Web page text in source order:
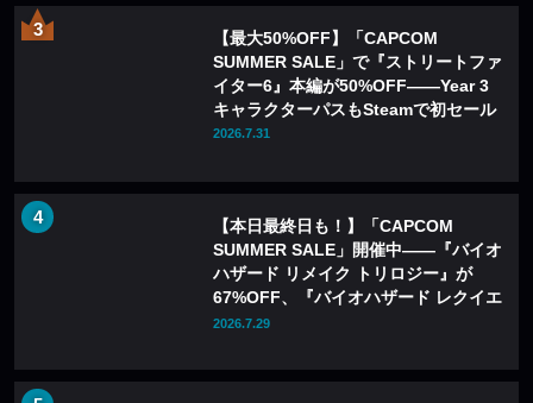
【最大50%OFF】「CAPCOM
SUMMER SALE」で『ストリートファ
イター6』本編が50%OFF——Year 3
キャラクターパスもSteamで初セール
2026.7.31
【本日最終日も！】「CAPCOM
SUMMER SALE」開催中——『バイオ
ハザード リメイク トリロジー』が
67%OFF、『バイオハザード レクイエ
ム』も20%OFFに
2026.7.29